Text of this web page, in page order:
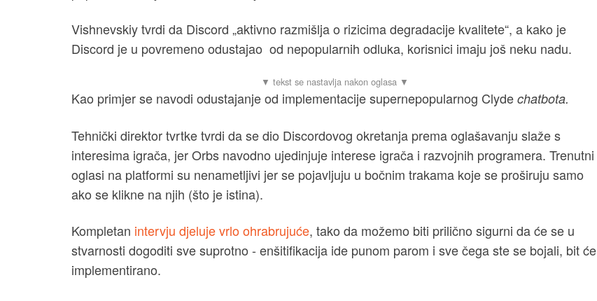
Vishnevskiy tvrdi da Discord „aktivno razmišlja o rizicima degradacije kvalitete“, a kako je
Discord je u povremeno odustajao od nepopularnih odluka, korisnici imaju još neku nadu.
Kao primjer se navodi odustajanje od implementacije supernepopularnog Clyde chatbota.
Tehnički direktor tvrtke tvrdi da se dio Discordovog okretanja prema oglašavanju slaže s
interesima igrača, jer Orbs navodno ujedinjuje interese igrača i razvojnih programera. Trenutni
oglasi na platformi su nenametljivi jer se pojavljuju u bočnim trakama koje se proširuju samo
ako se klikne na njih (što je istina).
Kompletan intervju djeluje vrlo ohrabrujuće, tako da možemo biti prilično sigurni da će se u
stvarnosti dogoditi sve suprotno - enšitifikacija ide punom parom i sve čega ste se bojali, bit će
implementirano.